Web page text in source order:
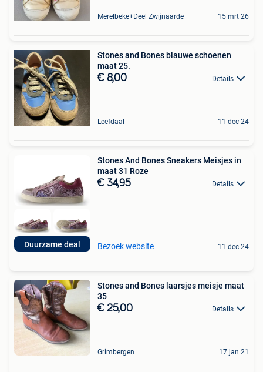
Merelbeke+Deel Zwijnaarde 15 mrt 26
Stones and Bones blauwe schoenen
maat 25.
€ 8,00 Details
Leefdaal 11 dec 24
Duurzame deal
Stones And Bones Sneakers Meisjes in
maat 31 Roze
€ 34,95 Details
Bezoek website 11 dec 24
Stones and Bones laarsjes meisje maat
35
€ 25,00 Details
Grimbergen 17 jan 21